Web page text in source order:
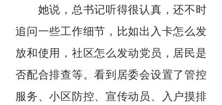
她说，总书记听得很认真，还不时
追问一些工作细节，比如出入卡怎么发
放和使用，社区怎么发动党员，居民是
否配合排查等。看到居委会设置了管控
服务、小区防控、宣传动员、入户摸排